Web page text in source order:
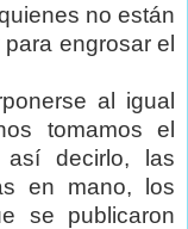
no están
engrosar el
al igual
tomamos el
así decirlo, las
en mano, los
se publicaron